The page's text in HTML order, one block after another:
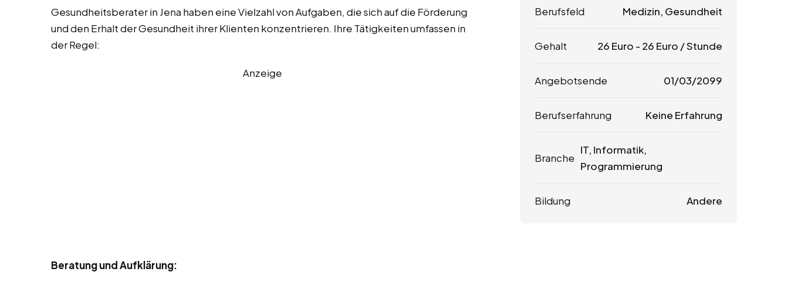
Gesundheitsberater in Jena haben eine Vielzahl von Aufgaben, die sich auf die Förderung
und den Erhalt der Gesundheit ihrer Klienten konzentrieren. Ihre Tätigkeiten umfassen in
der Regel:
Anzeige
Beratung und Aufklärung:
Berufsfeld Medizin, Gesundheit
Gehalt 26 Euro - 26 Euro / Stunde
Angebotsende 01/03/2099
Berufserfahrung Keine Erfahrung
Branche
IT, Informatik,
Programmierung
Bildung Andere